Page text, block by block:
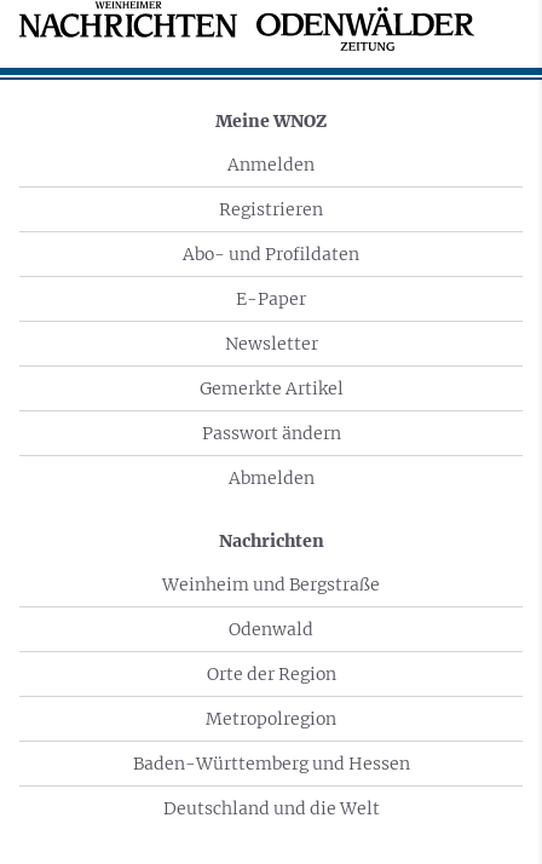
Meine WNOZ
Anmelden
Registrieren
Abo- und Profildaten
E-Paper
Newsletter
Gemerkte Artikel
Passwort ändern
Abmelden
Nachrichten
Weinheim und Bergstraße
Odenwald
Orte der Region
Metropolregion
Baden-Württemberg und Hessen
Deutschland und die Welt